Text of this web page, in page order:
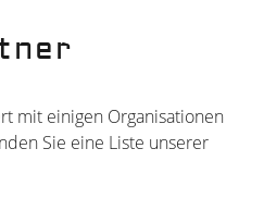
mit einigen Organisationen
Sie eine Liste unserer